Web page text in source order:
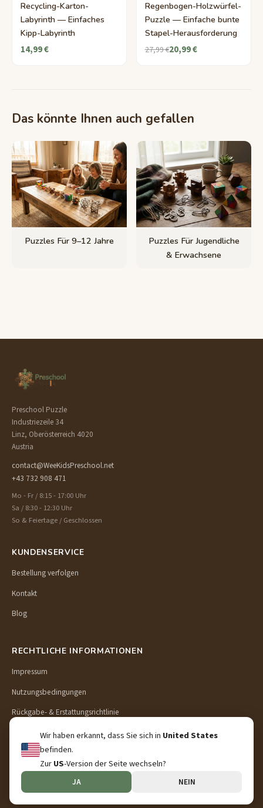
Wir haben erkannt, dass Sie sich in United States
befinden.
ZurUS-Version der Seite wechseln?
JA NEIN
Recycling-Karton-
Labyrinth — Einfaches
Kipp-Labyrinth
14,99 €
Regenbogen-Holzwürfel-
Puzzle — Einfache bunte
Stapel-Herausforderung
27,99 €20,99 €
Das könnte Ihnen auch gefallen
Puzzles Für 9–12 Jahre
Puzzles Für Jugendliche
& Erwachsene
Preschool Puzzle
Industriezeile 34
Linz, Oberösterreich 4020
Austria
contact@WeeKidsPreschool.net
+43 732 908 471
Mo - Fr / 8:15 - 17:00 Uhr
Sa / 8:30 - 12:30 Uhr
So & Feiertage / Geschlossen
KUNDENSERVICE
Bestellung verfolgen
Kontakt
Blog
RECHTLICHE INFORMATIONEN
Impressum
Nutzungsbedingungen
Rückgabe- & Erstattungsrichtlinie
Lieferung & Versand
Datenschutzerklärung